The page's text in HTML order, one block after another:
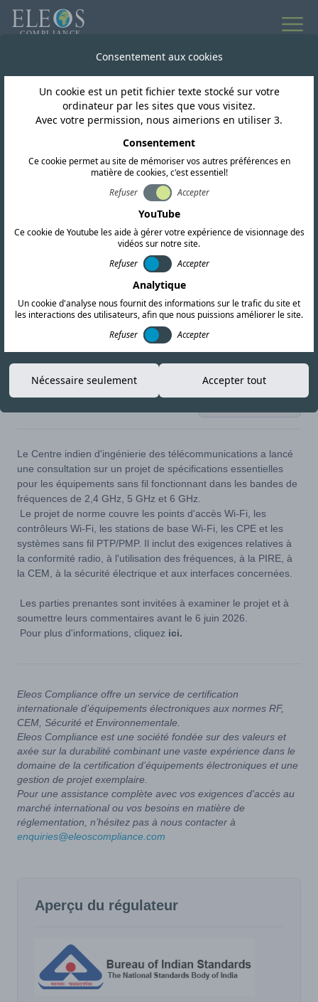
Inde
L'organisme indien TEC
lance une consultation
publique sur les
fréquences ER de 2,4, 5
et 6 GHz.
Le Centre indien d'ingénierie des télécommunications a lancé
une consultation sur un projet de spécifications essentielles
pour les équipements sans fil fonctionnant dans les bandes de
fréquences de 2,4 GHz, 5 GHz et 6 GHz.
Le projet de norme couvre les points d'accès Wi-Fi, les
contrôleurs Wi-Fi, les stations de base Wi-Fi, les CPE et les
systèmes sans fil PTP/PMP. Il inclut des exigences relatives à
la conformité radio, à l'utilisation des fréquences, à la PIRE, à
la CEM, à la sécurité électrique et aux interfaces concernées.
Les parties prenantes sont invitées à examiner le projet et à
soumettre leurs commentaires avant le 6 juin 2026.
Pour plus d'informations, cliquez ici.
Eleos Compliance offre un service de certification
internationale d’équipements électroniques aux normes RF,
CEM, Sécurité et Environnementale.
Eleos Compliance est une société fondée sur des valeurs et
axée sur la durabilité combinant une vaste expérience dans le
domaine de la certification d’équipements électroniques et une
gestion de projet exemplaire.
Pour une assistance complète avec vos exigences d'accès au
marché international ou vos besoins en matière de
réglementation, n’hésitez pas à nous contacter à
enquiries@eleoscompliance.com
Aperçu du régulateur
Consentement aux cookies
Un cookie est un petit fichier texte stocké sur votre
ordinateur par les sites que vous visitez.
Avec votre permission, nous aimerions en utiliser 3.
Consentement
Ce cookie permet au site de mémoriser vos autres préférences en
matière de cookies, c'est essentiel!
Refuser
Accepter
YouTube
Ce cookie de Youtube les aide à gérer votre expérience de visionnage des
vidéos sur notre site.
Refuser
Accepter
Analytique
Un cookie d'analyse nous fournit des informations sur le trafic du site et
les interactions des utilisateurs, afin que nous puissions améliorer le site.
Refuser
Accepter
Nécessaire seulement Accepter tout